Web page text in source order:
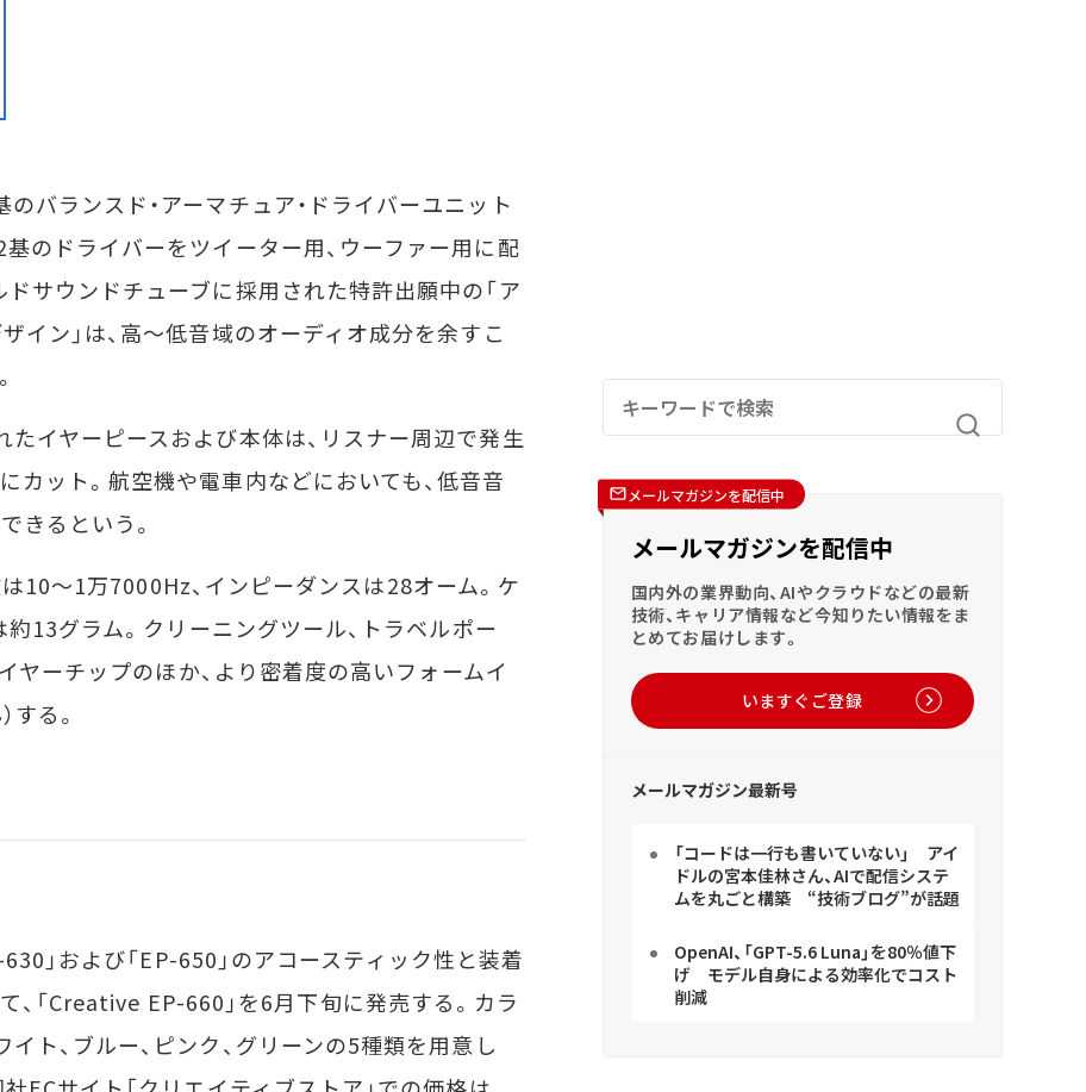
バランスド・アーマチュア・ドライバーユニット
のドライバーをツイーター用、ウーファー用に配
サウンドチューブに採用された特許出願中の「ア
イン」は、高～低音域のオーディオ成分を余すこ
イヤーピースおよび本体は、リスナー周辺で発生
カット。航空機や電車内などにおいても、低音音
きるという。
10～1万7000Hz、インピーダンスは28オーム。ケ
13グラム。クリーニングツール、トラベルポー
イヤーチップのほか、より密着度の高いフォームイ
する。
」および「EP-650」のアコースティック性と装着
「Creative EP-660」を6月下旬に発売する。カラ
ト、ブルー、ピンク、グリーンの5種類を用意し
メールマガジンを配信中
メールマガジンを配信中
国内外の業界動向、AIやクラウドなどの最新
技術、キャリア情報など今知りたい情報をま
とめてお届けします。
いますぐご登録
メールマガジン最新号
「コードは一行も書いていない」 アイ
ドルの宮本佳林さん、AIで配信システ
ムを丸ごと構築 “技術ブログ”が話題
OpenAI、「GPT-5.6 Luna」を80％値下
げ モデル自身による効率化でコスト
削減